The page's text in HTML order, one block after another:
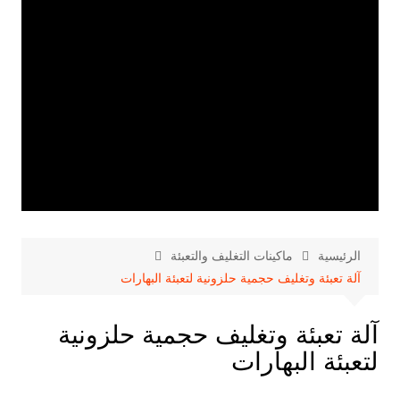
الرئيسية
ماكينات التغليف والتعبئة
آلة تعبئة وتغليف حجمية حلزونية لتعبئة البهارات
آلة تعبئة وتغليف حجمية حلزونية
لتعبئة البهارات